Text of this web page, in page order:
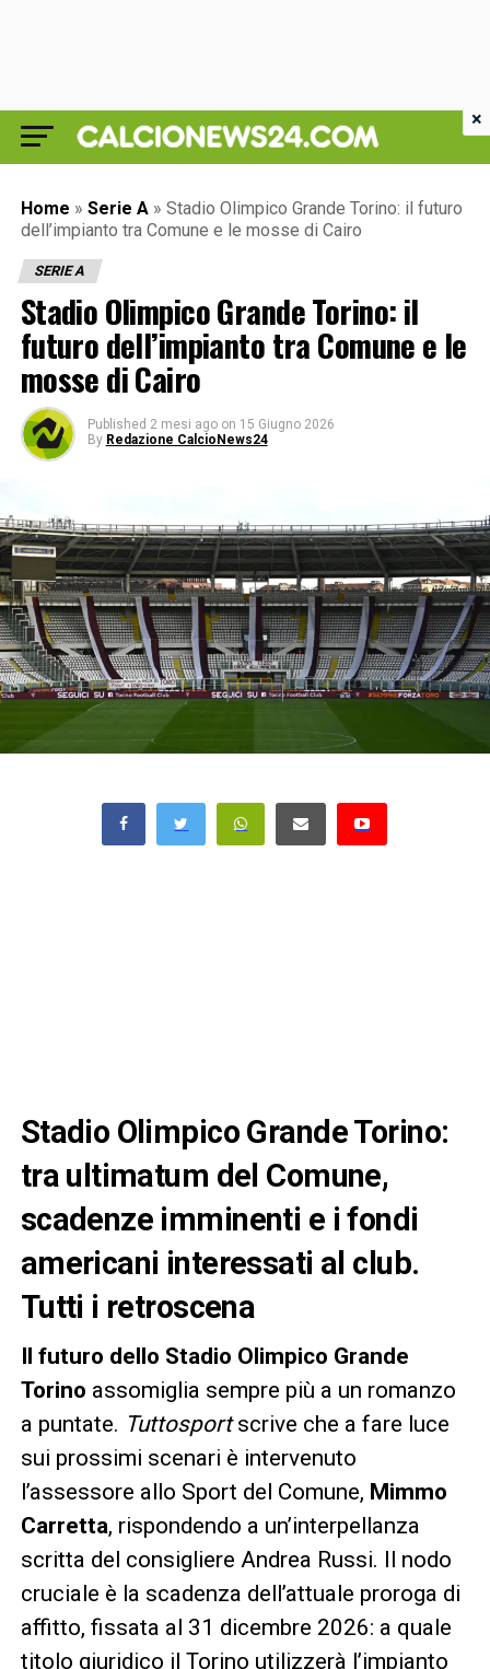
Home » Serie A » Stadio Olimpico Grande Torino: il futuro
dell’impianto tra Comune e le mosse di Cairo
SERIE A
Stadio Olimpico Grande Torino: il
futuro dell’impianto tra Comune e le
mosse di Cairo
Published 2 mesi ago on 15 Giugno 2026
By Redazione CalcioNews24
Stadio Olimpico Grande Torino:
tra ultimatum del Comune,
scadenze imminenti e i fondi
americani interessati al club.
Tutti i retroscena
Il futuro dello Stadio Olimpico Grande
Torino assomiglia sempre più a un romanzo
a puntate. Tuttosportscrive che a fare luce
sui prossimi scenari è intervenuto
l’assessore allo Sport del Comune, Mimmo
Carretta, rispondendo a un’interpellanza
scritta del consigliere Andrea Russi. Il nodo
cruciale è la scadenza dell’attuale proroga di
affitto, fissata al 31 dicembre 2026: a quale
titolo giuridico il Torino utilizzerà l’impianto
×